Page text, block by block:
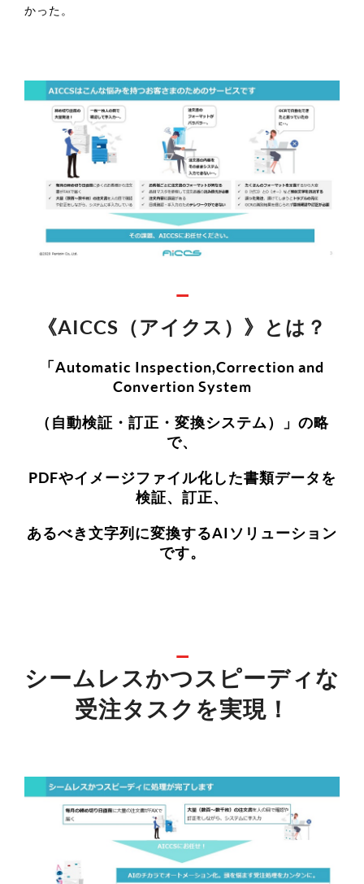
かった。
《AICCS（アイクス）》とは？
「Automatic Inspection,Correction and
Convertion System
（自動検証・訂正・変換システム）」の略
で、
PDFやイメージファイル化した書類データを
検証、訂正、
あるべき文字列に変換するAIソリューション
です。
シームレスかつスピーディな
受注タスクを実現！